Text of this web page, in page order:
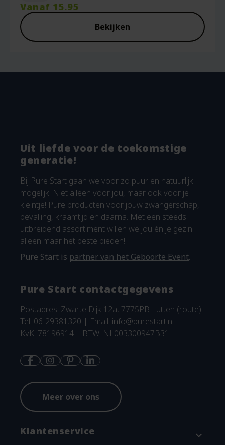
Vanaf 15.95
Bekijken
Uit liefde voor de toekomstige
generatie!
Bij Pure Start gaan we voor zo puur en natuurlijk
mogelijk! Niet alleen voor jou, maar ook voor je
kleintje! Pure producten voor jouw zwangerschap,
bevalling, kraamtijd en daarna. Met een steeds
uitbreidend assortiment willen we jou én je gezin
alleen maar het beste bieden!
Pure Start is partner van het Geboorte Event.
Pure Start contactgegevens
Postadres: Zwarte Dijk 12a, 7775PB Lutten (route)
Tel: 06-29381320 | Email: info@purestart.nl
KvK: 78196914 | BTW: NL003300947B31
Meer over ons
Klantenservice expand_more